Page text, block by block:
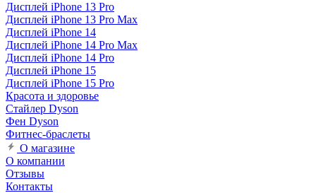
Дисплей iPhone 13 Pro
Дисплей iPhone 13 Pro Max
Дисплей iPhone 14
Дисплей iPhone 14 Pro Max
Дисплей iPhone 14 Pro
Дисплей iPhone 15
Дисплей iPhone 15 Pro
Красота и здоровье
Стайлер Dyson
Фен Dyson
Фитнес-браслеты
О магазине
О компании
Отзывы
Контакты